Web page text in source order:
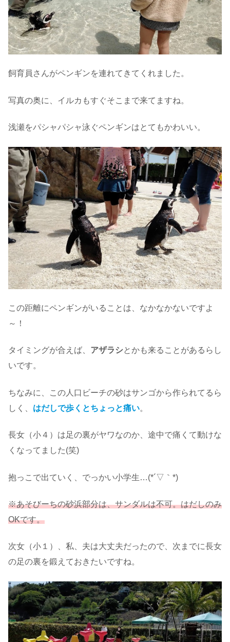
飼育員さんがペンギンを連れてきてくれました。
写真の奥に、イルカもすぐそこまで来てますね。
浅瀬をパシャパシャ泳ぐペンギンはとてもかわいい。
この距離にペンギンがいることは、なかなかないですよ
～！
タイミングが合えば、 アザラシとかも来ることがあるらし
いです。
ちなみに、この人口ビーチの砂はサンゴから作られてるら
しく、 はだしで歩くとちょっと痛い。
長女（小４）は足の裏がヤワなのか、途中で痛くて動けな
くなってました(笑)
抱っこで出ていく、でっかい小学生…(*´▽｀*)
※あそびーちの砂浜部分は、サンダルは不可。はだしのみ
OKです。
次女（小１）、私、夫は大丈夫だったので、次までに長女
の足の裏を鍛えておきたいですね。